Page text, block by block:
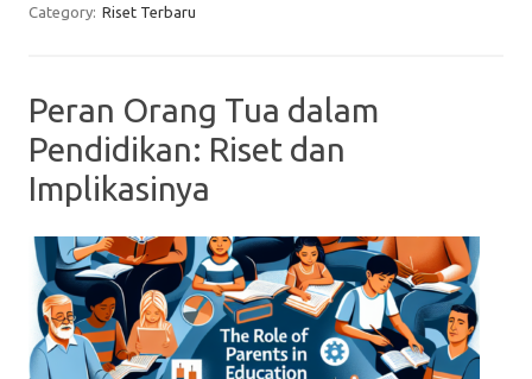
Category: Riset Terbaru
Peran Orang Tua dalam
Pendidikan: Riset dan
Implikasinya